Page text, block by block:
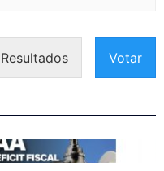
Resultados Votar